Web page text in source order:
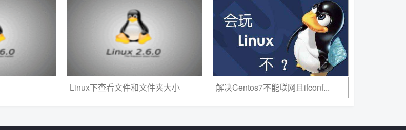
Linux下查看文件和文件夹大小 解决Centos7不能联网且ifconf...